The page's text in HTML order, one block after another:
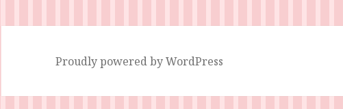
Proudly powered by WordPress